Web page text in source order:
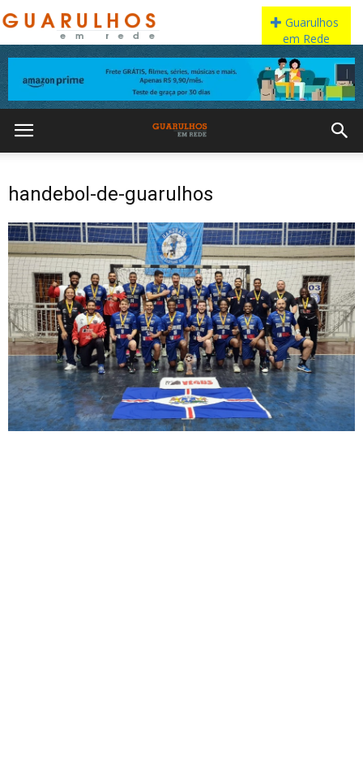
handebol-de-guarulhos